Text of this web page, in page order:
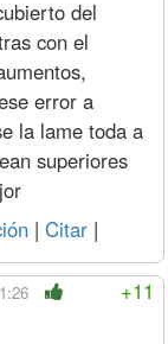
579 3573
525 3662
661 3217
569
503 3733
533782
614
del
con el
error a
la lame toda a
superiores
| Citar |
+11